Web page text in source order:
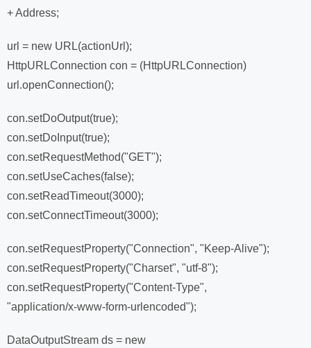
+ Address;
url = new URL(actionUrl);
HttpURLConnection con = (HttpURLConnection)
url.openConnection();
con.setDoOutput(true);
con.setDoInput(true);
con.setRequestMethod("GET");
con.setUseCaches(false);
con.setReadTimeout(3000);
con.setConnectTimeout(3000);
con.setRequestProperty("Connection", "Keep-Alive");
con.setRequestProperty("Charset", "utf-8");
con.setRequestProperty("Content-Type",
"application/x-www-form-urlencoded");
DataOutputStream ds = new